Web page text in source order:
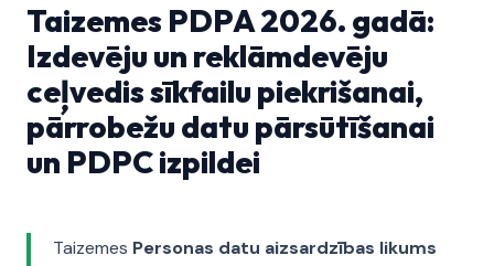
Taizemes PDPA 2026. gadā:
Izdevēju un reklāmdevēju
ceļvedis sīkfailu piekrišanai,
pārrobežu datu pārsūtīšanai
un PDPC izpildei
Taizemes Personas datu aizsardzības likums